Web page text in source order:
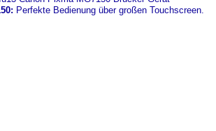
Perfekte Bedienung über großen Touchscreen.